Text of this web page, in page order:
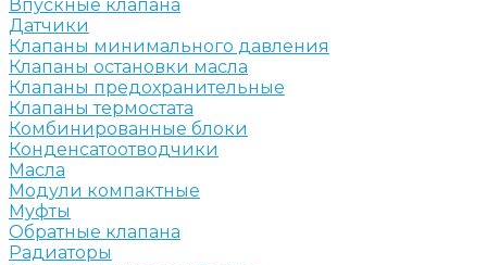
Впускные клапана
Датчики
Клапаны минимального давления
Клапаны остановки масла
Клапаны предохранительные
Клапаны термостата
Комбинированные блоки
Конденсатоотводчики
Масла
Модули компактные
Муфты
Обратные клапана
Радиаторы